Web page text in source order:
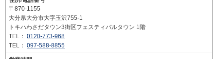
〒870-1155
大分県大分市大字玉沢755-1
トキハわさだタウン3街区フェスティバルタウン 1階
TEL： 0120-773-968
TEL： 097-588-8855